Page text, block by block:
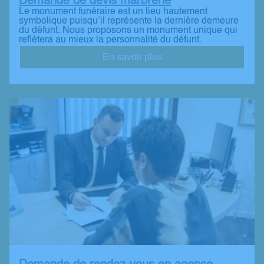
Le monument funéraire est un lieu hautement
symbolique puisqu’il représente la dernière demeure
du défunt. Nous proposons un monument unique qui
reflétera au mieux la personnalité du défunt.
En savoir plus